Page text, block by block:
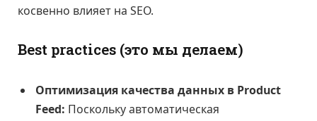
косвенно влияет на SEO.
Best practices (это мы делаем)
Оптимизация качества данных в Product
Feed: Поскольку автоматическая